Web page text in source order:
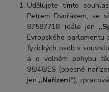
Udělujete tímto
Petrem Dvořákem, se
87587718 (dále jen
Evropského parlamentu
fyzických osob v
a o volném pohybu
95/46/ES (obecné
jen „Nařízení“),